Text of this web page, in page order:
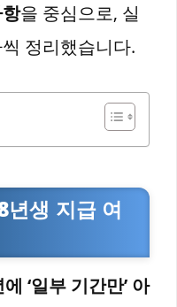
을 중심으로, 실
정리했습니다.
생 지급 여
‘일부 기간만’ 아